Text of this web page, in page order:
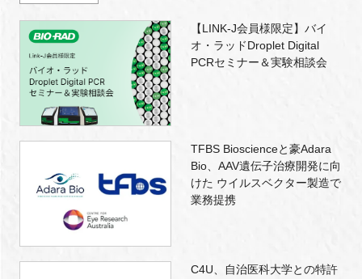
【LINK-J会員様限定】バイ
オ・ラッドDroplet Digital
PCRセミナー＆実験相談会
TFBS Bioscienceと豪Adara
Bio、AAV遺伝子治療開発に向
けた ウイルスベクター製造で
業務提携
C4U、自治医科大学との特許